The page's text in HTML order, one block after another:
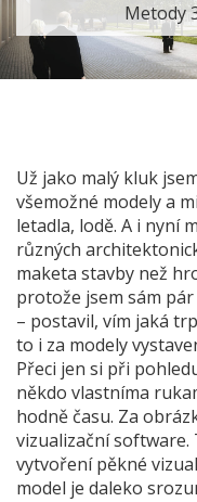
Metody
Už jako malý kluk
všemožné modely a
letadla, lodě. A i nyní
různých
maketa stavby než
protože jsem sám
– postavil, vím jaká
to i za modely
Přeci jen si při
někdo vlastníma
hodně času. Za
vizualizační
vytvoření pěkné
model je daleko